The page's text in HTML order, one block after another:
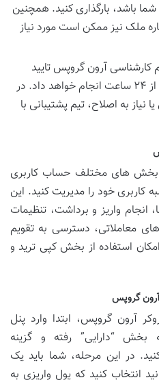
باشد، بارگذاری کنید. همچنین
ملک نیز ممکن است مورد نیاز
کارشناسی آرون گروپس تایید
احراز هویت شما را در کمتر از ۲۴ ساعت انجام خواهد داد. در
به اصلاح، تیم پشتیبانی با
بخش ‌های مختلف حساب کاربری
کاربری خود را مدیریت کنید. این
واریز و برداشت، تنظیمات
معاملاتی، دسترسی به تقویم
استفاده از بخش کپی ترید و
گروپس
آرون گروپس، ابتدا وارد پنل
“دارایی” رفته و گزینه
در این مرحله، شما باید یک
انتخاب کنید که پول واریزی به